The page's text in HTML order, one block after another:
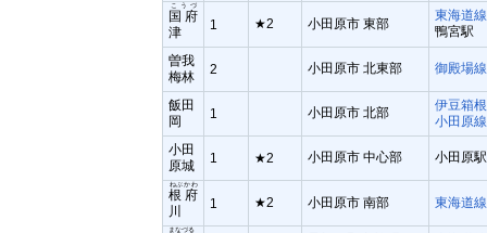
国府
津
こうづ
1 ★2 小田原市 東部
東海道線
鴨宮駅
曽我
梅林
2 小田原市 北東部 御殿場線
飯田
岡
1 小田原市 北部
伊豆箱
小田原線
小田
原城
1 ★2 小田原市 中心部 小田原駅
根府
川
ねぶかわ
1 ★2 小田原市 南部 東海道線
まなづる